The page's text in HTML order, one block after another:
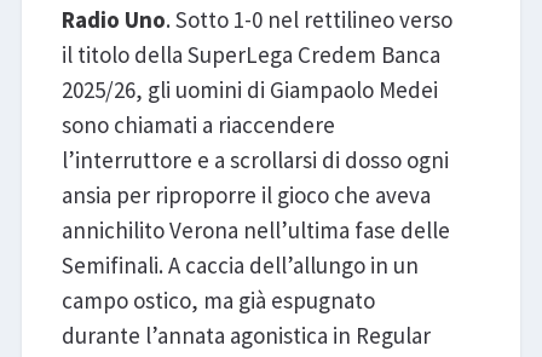
Radio Uno. Sotto 1-0 nel rettilineo verso
il titolo della SuperLega Credem Banca
2025/26, gli uomini di Giampaolo Medei
sono chiamati a riaccendere
l’interruttore e a scrollarsi di dosso ogni
ansia per riproporre il gioco che aveva
annichilito Verona nell’ultima fase delle
Semifinali. A caccia dell’allungo in un
campo ostico, ma già espugnato
durante l’annata agonistica in Regular